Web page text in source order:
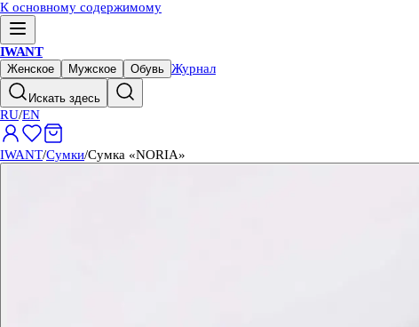
К основному содержимому
IWANT
Женское Мужское Обувь Журнал
Искать здесь
RU/EN
IWANT/Сумки/Сумка «NORIA»